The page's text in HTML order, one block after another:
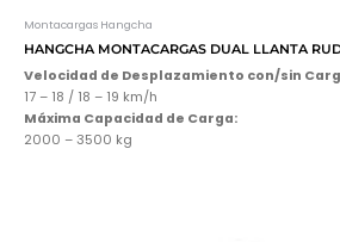
Montacargas Hangcha
HANGCHA MONTACARGAS DUAL LLANTA
Velocidad de Desplazamiento con/sin
17 – 18 / 18 – 19 km/h
Máxima Capacidad de Carga:
2000 – 3500 kg